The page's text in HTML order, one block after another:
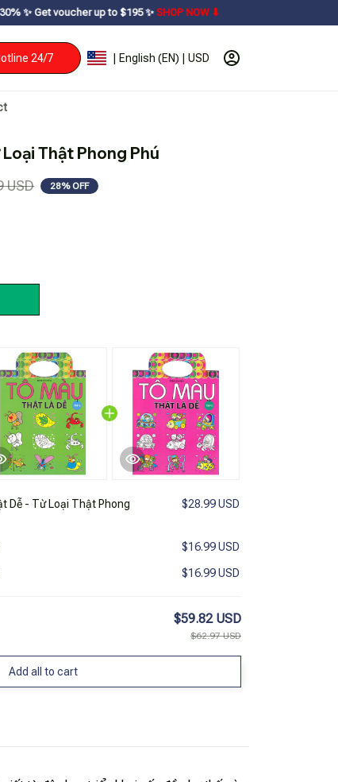
up to $195ㅤ ✨ㅤSHOP NOW ⬇
24/7 | English (EN) | USD
Thật Phong Phú
USD 28% OFF
Dễ - Từ Loại Thật Phong
$28.99 USD
$16.99 USD
$16.99 USD
$59.82 USD
$62.97 USD
Add all to cart